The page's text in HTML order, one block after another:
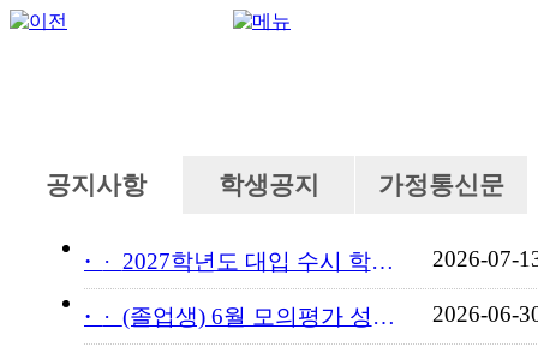
공지사항 학생공지 가정통신문
· 2027학년도 대입 수시 학교... 2026-07-
· (졸업생) 6월 모의평가 성적... 2026-06-